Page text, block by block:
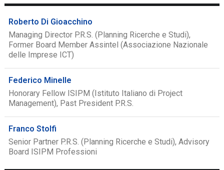
Roberto Di Gioacchino
Managing Director P.R.S. (Planning Ricerche e Studi),
Former Board Member Assintel (Associazione Nazionale
delle Imprese ICT)
Federico Minelle
Honorary Fellow ISIPM (Istituto Italiano di Project
Management), Past President P.R.S.
Franco Stolfi
Senior Partner P.R.S. (Planning Ricerche e Studi), Advisory
Board ISIPM Professioni